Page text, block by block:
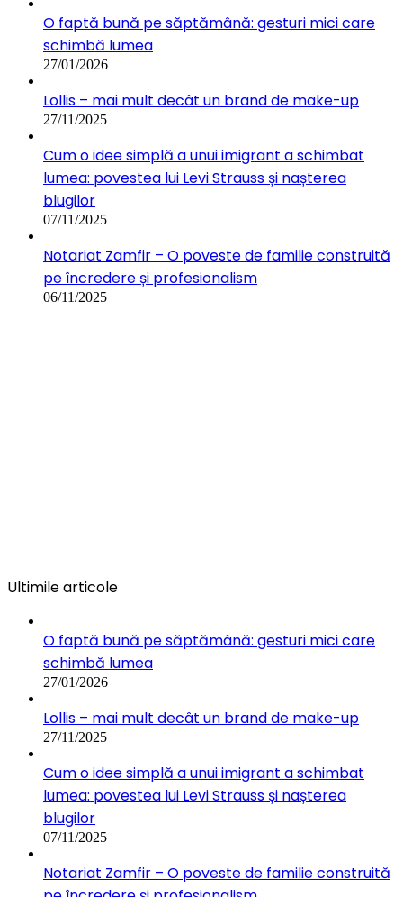
O faptă bună pe săptămână: gesturi mici care
schimbă lumea
27/01/2026
Lollis – mai mult decât un brand de make-up
27/11/2025
Cum o idee simplă a unui imigrant a schimbat
lumea: povestea lui Levi Strauss și nașterea
blugilor
07/11/2025
Notariat Zamfir – O poveste de familie construită
pe încredere și profesionalism
06/11/2025
Ultimile articole
O faptă bună pe săptămână: gesturi mici care
schimbă lumea
27/01/2026
Lollis – mai mult decât un brand de make-up
27/11/2025
Cum o idee simplă a unui imigrant a schimbat
lumea: povestea lui Levi Strauss și nașterea
blugilor
07/11/2025
Notariat Zamfir – O poveste de familie construită